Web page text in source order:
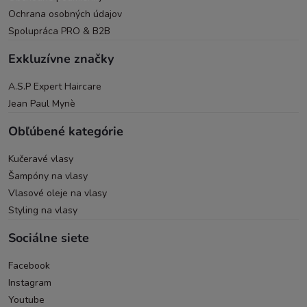
Ochrana osobných údajov
Spolupráca PRO & B2B
Exkluzívne značky
A.S.P Expert Haircare
Jean Paul Mynè
Obľúbené kategórie
Kučeravé vlasy
Šampóny na vlasy
Vlasové oleje na vlasy
Styling na vlasy
Sociálne siete
Facebook
Instagram
Youtube